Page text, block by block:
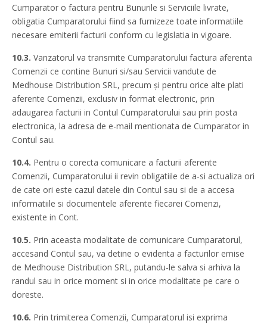
Cumparator o factura pentru Bunurile si Serviciile livrate,
obligatia Cumparatorului fiind sa furnizeze toate informatiile
necesare emiterii facturii conform cu legislatia in vigoare.
10.3. Vanzatorul va transmite Cumparatorului factura aferenta
Comenzii ce contine Bunuri si/sau Servicii vandute de
Medhouse Distribution SRL, precum şi pentru orice alte plati
aferente Comenzii, exclusiv in format electronic, prin
adaugarea facturii in Contul Cumparatorului sau prin posta
electronica, la adresa de e-mail mentionata de Cumparator in
Contul sau.
10.4. Pentru o corecta comunicare a facturii aferente
Comenzii, Cumparatorului ii revin obligatiile de a-si actualiza ori
de cate ori este cazul datele din Contul sau si de a accesa
informatiile si documentele aferente fiecarei Comenzi,
existente in Cont.
10.5. Prin aceasta modalitate de comunicare Cumparatorul,
accesand Contul sau, va detine o evidenta a facturilor emise
de Medhouse Distribution SRL, putandu-le salva si arhiva la
randul sau in orice moment si in orice modalitate pe care o
doreste.
10.6. Prin trimiterea Comenzii, Cumparatorul isi exprima